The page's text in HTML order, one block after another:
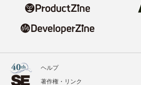
ヘルプ
著作権・リンク